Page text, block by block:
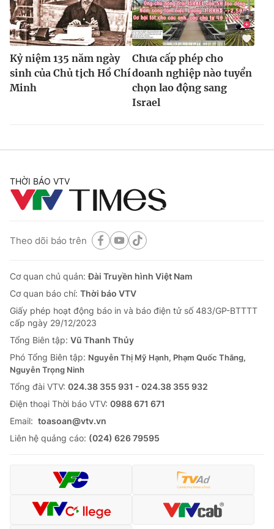
Kỷ niệm 135 năm ngày
sinh của Chủ tịch Hồ Chí
Minh
Chưa cấp phép cho
doanh nghiệp nào tuyển
chọn lao động sang
Israel
THỜI BÁO VTV
Theo dõi báo trên
Cơ quan chủ quản:Đài Truyền hình Việt Nam
Cơ quan báo chí: Thời báo VTV
Giấy phép hoạt động báo in và báo điện tử số 483/GP-BTTTT
cấp ngày 29/12/2023
Tổng Biên tập: Vũ Thanh Thủy
Phó Tổng Biên tập: Nguyễn Thị Mỹ Hạnh, Phạm Quốc Thắng,
Nguyễn Trọng Ninh
Tổng đài VTV: 024.38 355 931 - 024.38 355 932
Ðiện thoại Thời báo VTV: 0988 671 671
Email: toasoan@vtv.vn
Liên hệ quảng cáo: (024) 626 79595